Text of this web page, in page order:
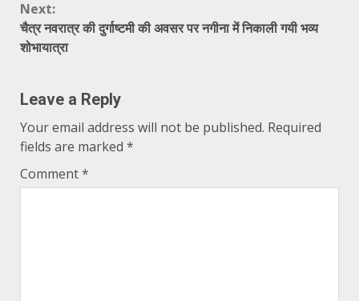
Next:
चैत्र नवरात्र की दुर्गाष्टमी की अवसर पर नगीना में निकाली गयी भव्य
शोभायात्रा
Leave a Reply
Your email address will not be published. Required
fields are marked *
Comment*